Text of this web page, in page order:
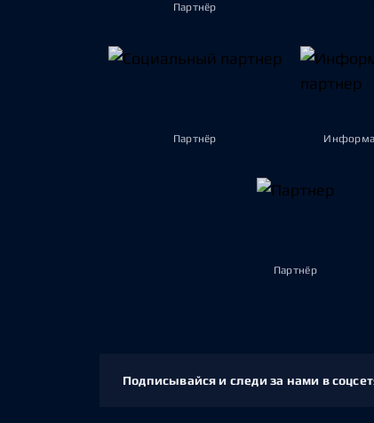
Партнёр
Партнёр
Партнёр
Подписывайся и следи за нами в